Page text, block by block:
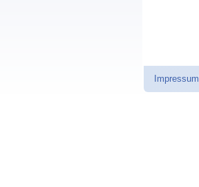
Impressum